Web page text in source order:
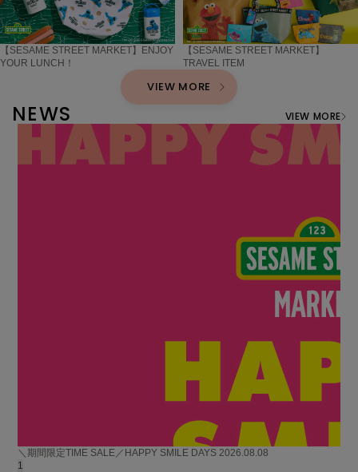
【SESAME STREET MARKET】ENJOY
YOUR LUNCH！
【SESAME STREET MARKET】
TRAVEL ITEM
VIEW MORE
NEWS VIEW MORE
＼期間限定TIME SALE／HAPPY SMILE DAYS 2026.08.08
1